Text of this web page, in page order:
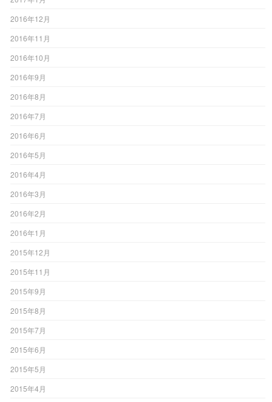
2016年12月
2016年11月
2016年10月
2016年9月
2016年8月
2016年7月
2016年6月
2016年5月
2016年4月
2016年3月
2016年2月
2016年1月
2015年12月
2015年11月
2015年9月
2015年8月
2015年7月
2015年6月
2015年5月
2015年4月